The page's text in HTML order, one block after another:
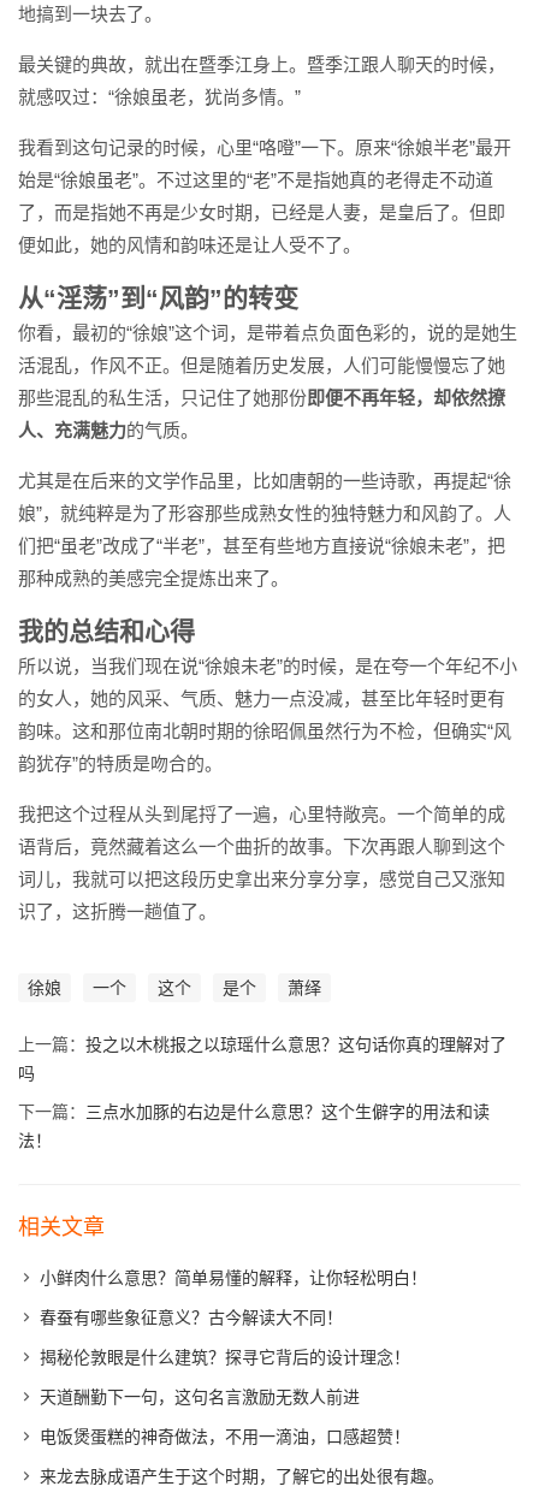
地搞到一块去了。
最关键的典故，就出在暨季江身上。暨季江跟人聊天的时候，
就感叹过：“徐娘虽老，犹尚多情。”
我看到这句记录的时候，心里“咯噔”一下。原来“徐娘半老”最开
始是“徐娘虽老”。不过这里的“老”不是指她真的老得走不动道
了，而是指她不再是少女时期，已经是人妻，是皇后了。但即
便如此，她的风情和韵味还是让人受不了。
从“淫荡”到“风韵”的转变
你看，最初的“徐娘”这个词，是带着点负面色彩的，说的是她生
活混乱，作风不正。但是随着历史发展，人们可能慢慢忘了她
那些混乱的私生活，只记住了她那份即便不再年轻，却依然撩
人、充满魅力的气质。
尤其是在后来的文学作品里，比如唐朝的一些诗歌，再提起“徐
娘”，就纯粹是为了形容那些成熟女性的独特魅力和风韵了。人
们把“虽老”改成了“半老”，甚至有些地方直接说“徐娘未老”，把
那种成熟的美感完全提炼出来了。
我的总结和心得
所以说，当我们现在说“徐娘未老”的时候，是在夸一个年纪不小
的女人，她的风采、气质、魅力一点没减，甚至比年轻时更有
韵味。这和那位南北朝时期的徐昭佩虽然行为不检，但确实“风
韵犹存”的特质是吻合的。
我把这个过程从头到尾捋了一遍，心里特敞亮。一个简单的成
语背后，竟然藏着这么一个曲折的故事。下次再跟人聊到这个
词儿，我就可以把这段历史拿出来分享分享，感觉自己又涨知
识了，这折腾一趟值了。
徐娘 一个 这个 是个 萧绎
上一篇： 投之以木桃报之以琼瑶什么意思？这句话你真的理解对了
吗
下一篇： 三点水加豚的右边是什么意思？这个生僻字的用法和读
法！
相关文章
小鲜肉什么意思？简单易懂的解释，让你轻松明白！
春蚕有哪些象征意义？古今解读大不同！
揭秘伦敦眼是什么建筑？探寻它背后的设计理念！
天道酬勤下一句，这句名言激励无数人前进
电饭煲蛋糕的神奇做法，不用一滴油，口感超赞！
来龙去脉成语产生于这个时期，了解它的出处很有趣。